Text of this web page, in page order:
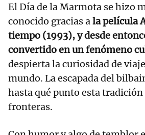
El Día de la Marmota se hizo
conocido gracias ala película
tiempo (1993), y desde
convertido en un fenómeno
despierta la curiosidad de
mundo. La escapada del
hasta qué punto esta
fronteras.